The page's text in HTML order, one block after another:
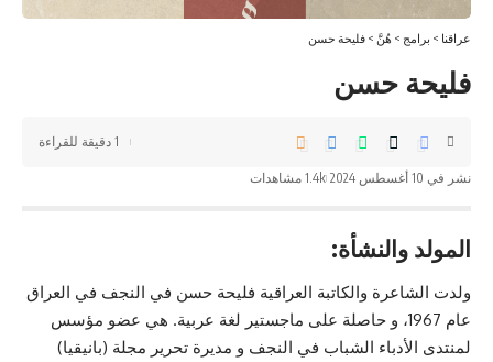
عراقنا > برامج > هُنَّ > فليحة حسن
فليحة حسن
نشر في 10 أغسطس 2024 1.4k مشاهدات
1 دقيقة للقراءة
المولد والنشأة:
ولدت الشاعرة والكاتبة العراقية فليحة حسن في النجف في العراق
عام 1967، و حاصلة على ماجستير لغة عربية. هي عضو مؤسس
لمنتدى الأدباء الشباب في النجف و مديرة تحرير مجلة (بانيقيا)